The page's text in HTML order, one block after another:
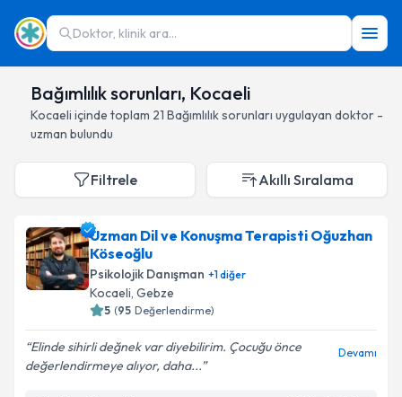
Doktor, klinik ara...
Bağımlılık sorunları, Kocaeli
Kocaeli içinde toplam 21 Bağımlılık sorunları uygulayan doktor -
uzman bulundu
Filtrele Akıllı Sıralama
Uzman Dil ve Konuşma Terapisti Oğuzhan
Köseoğlu
Psikolojik Danışman +1diğer
Kocaeli, Gebze
5 (95 Değerlendirme)
Elinde sihirli değnek var diyebilirim. Çocuğu önce
değerlendirmeye alıyor, daha...
Devamı